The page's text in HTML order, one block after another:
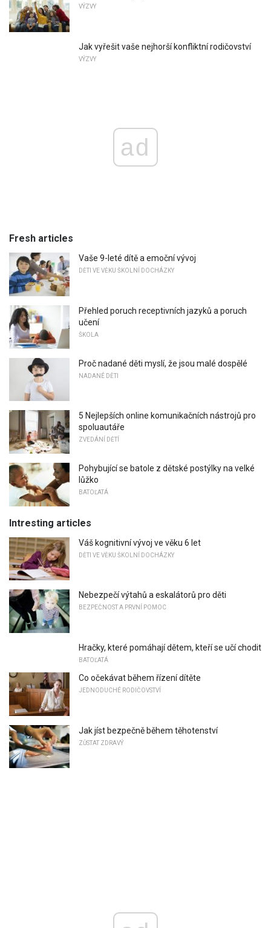
VÝZVY
Jak vyřešit vaše nejhorší konfliktní rodičovství
VÝZVY
ad
Fresh articles
Vaše 9-leté dítě a emoční vývoj
DĚTI VE VĚKU ŠKOLNÍ DOCHÁZKY
Přehled poruch receptivních jazyků a poruch
učení
ŠKOLA
Proč nadané děti myslí, že jsou malé dospělé
NADANÉ DĚTI
5 Nejlepších online komunikačních nástrojů pro
spoluautáře
ZVEDÁNÍ DĚTÍ
Pohybující se batole z dětské postýlky na velké
lůžko
BATOĽATÁ
Intresting articles
Váš kognitivní vývoj ve věku 6 let
DĚTI VE VĚKU ŠKOLNÍ DOCHÁZKY
Nebezpečí výtahů a eskalátorů pro děti
BEZPEČNOST A PRVNÍ POMOC
Hračky, které pomáhají dětem, kteří se učí chodit
BATOĽATÁ
Co očekávat během řízení dítěte
JEDNODUCHÉ RODIČOVSTVÍ
Jak jíst bezpečně během těhotenství
ZŮSTAT ZDRAVÝ